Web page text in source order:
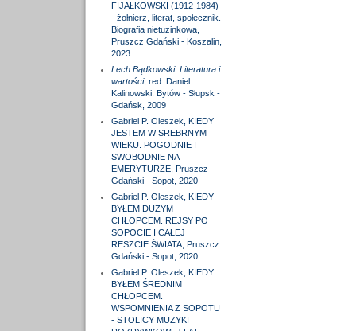
FIJAŁKOWSKI (1912-1984)
- żołnierz, literat, społecznik.
Biografia nietuzinkowa,
Pruszcz Gdański - Koszalin,
2023
Lech Bądkowski. Literatura i
wartości, red. Daniel
Kalinowski. Bytów - Słupsk -
Gdańsk, 2009
Gabriel P. Oleszek, KIEDY
JESTEM W SREBRNYM
WIEKU. POGODNIE I
SWOBODNIE NA
EMERYTURZE, Pruszcz
Gdański - Sopot, 2020
Gabriel P. Oleszek, KIEDY
BYŁEM DUŻYM
CHŁOPCEM. REJSY PO
SOPOCIE I CAŁEJ
RESZCIE ŚWIATA, Pruszcz
Gdański - Sopot, 2020
Gabriel P. Oleszek, KIEDY
BYŁEM ŚREDNIM
CHŁOPCEM.
WSPOMNIENIA Z SOPOTU
- STOLICY MUZYKI